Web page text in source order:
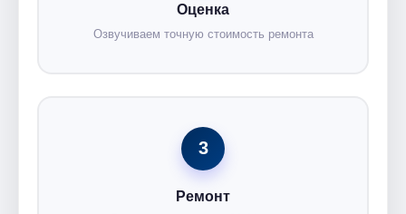
Оценка
Озвучиваем точную стоимость ремонта
3
Ремонт